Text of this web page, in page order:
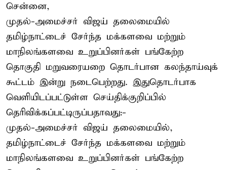
சென்னை,
முதல்-அமைச்சர் விஜய் தலைமையில்
தமிழ்நாட்டைச் சேர்ந்த மக்களவை மற்றும்
மாநிலங்களவை உறுப்பினர்கள் பங்கேற்ற
தொகுதி மறுவரையறை தொடர்பான கலந்தாய்வுக்
கூட்டம் இன்று நடைபெற்றது. இதுதொடர்பாக
வெளியிடப்பட்டுள்ள செய்திக்குறிப்பில்
தெரிவிக்கப்பட்டிருப்பதாவது:-
முதல்-அமைச்சர் விஜய் தலைமையில்,
தமிழ்நாட்டைச் சேர்ந்த மக்களவை மற்றும்
மாநிலங்களவை உறுப்பினர்கள் பங்கேற்ற